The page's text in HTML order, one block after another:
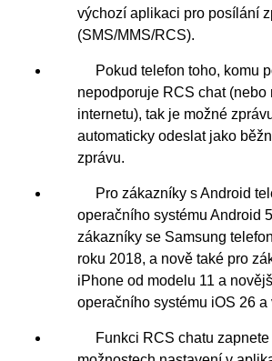
výchozí aplikaci pro posílání
(SMS/MMS/RCS).
Pokud telefon toho, komu
nepodporuje RCS chat (nebo
internetu), tak je možné
automaticky odeslat jako
zprávu.
Pro zákazníky s Android
operačního systému Android
zákazníky se Samsung
roku 2018, a nově také pro
iPhone od modelu 11 a
operačního systému iOS 26 a
Funkci RCS chatu